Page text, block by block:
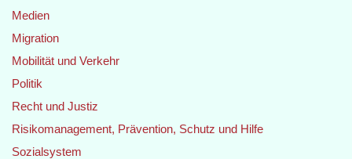
Medien
Migration
Mobilität und Verkehr
Politik
Recht und Justiz
Risikomanagement, Prävention, Schutz und Hilfe
Sozialsystem